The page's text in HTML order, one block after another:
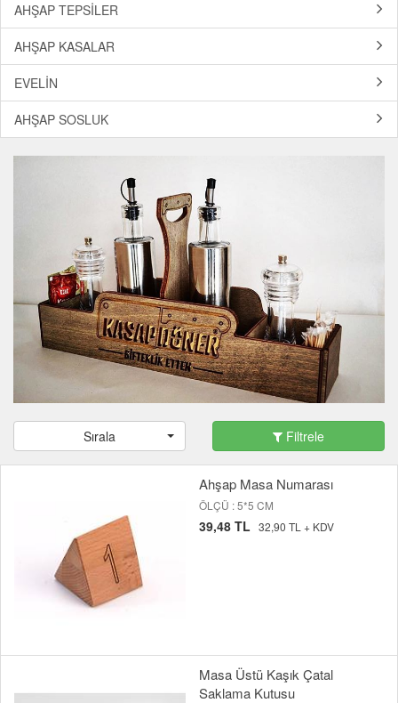
AHŞAP TEPSİLER
AHŞAP KASALAR
EVELİN
AHŞAP SOSLUK
Sırala Filtrele
Ahşap Masa Numarası
ÖLÇÜ : 5*5 CM
39,48 TL 32,90 TL + KDV
Masa Üstü Kaşık Çatal
Saklama Kutusu